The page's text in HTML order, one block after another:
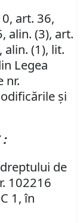
art. 36,
alin. (3), art.
alin. (1), lit.
Legea
nr.
şi
:
de
102216
1, în